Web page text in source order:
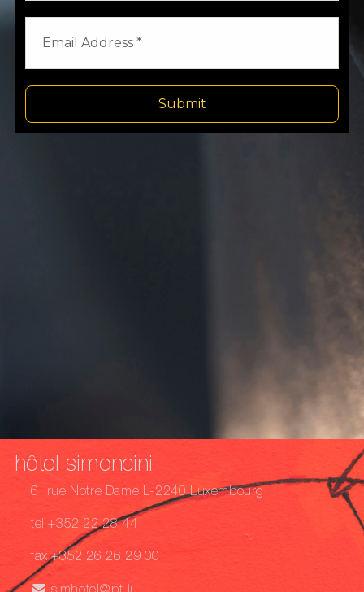
hôtel simoncini
6, rue Notre Dame L-2240 Luxembourg
tel +352 22 28 44
fax +352 26 26 29 00